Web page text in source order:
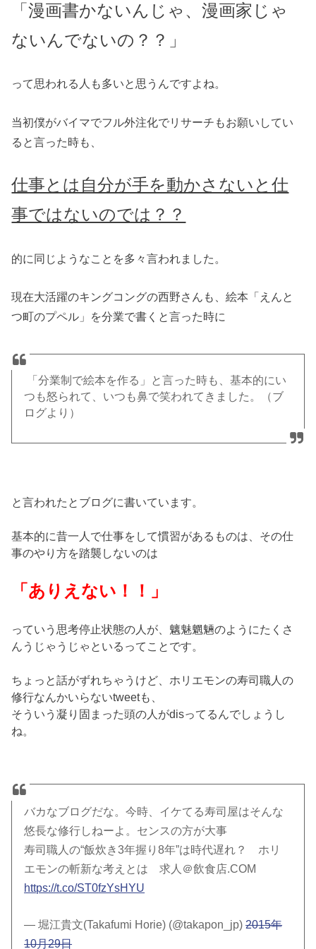
「漫画書かないんじゃ、漫画家じゃ
ないんでないの？？」
って思われる人も多いと思うんですよね。
当初僕がバイマでフル外注化でリサーチもお願いしてい
ると言った時も、
仕事とは自分が手を動かさないと仕
事ではないのでは？？
的に同じようなことを多々言われました。
現在大活躍のキングコングの西野さんも、絵本「えんと
つ町のプペル」を分業で書くと言った時に
「分業制で絵本を作る」と言った時も、基本的にい
つも怒られて、いつも鼻で笑われてきました。（ブ
ログより）
と言われたとブログに書いています。
基本的に昔一人で仕事をして慣習があるものは、その仕
事のやり方を踏襲しないのは
「ありえない！！」
っていう思考停止状態の人が、魑魅魍魎のようにたくさ
んうじゃうじゃといるってことです。
ちょっと話がずれちゃうけど、ホリエモンの寿司職人の
修行なんかいらないtweetも、
そういう凝り固まった頭の人がdisってるんでしょうし
ね。
バカなブログだな。今時、イケてる寿司屋はそんな
悠長な修行しねーよ。センスの方が大事
寿司職人の“飯炊き3年握り8年”は時代遅れ？ ホリ
エモンの斬新な考えとは 求人＠飲食店.COM
https://t.co/ST0fzYsHYU
— 堀江貴文(Takafumi Horie) (@takapon_jp)2015年
10月29日